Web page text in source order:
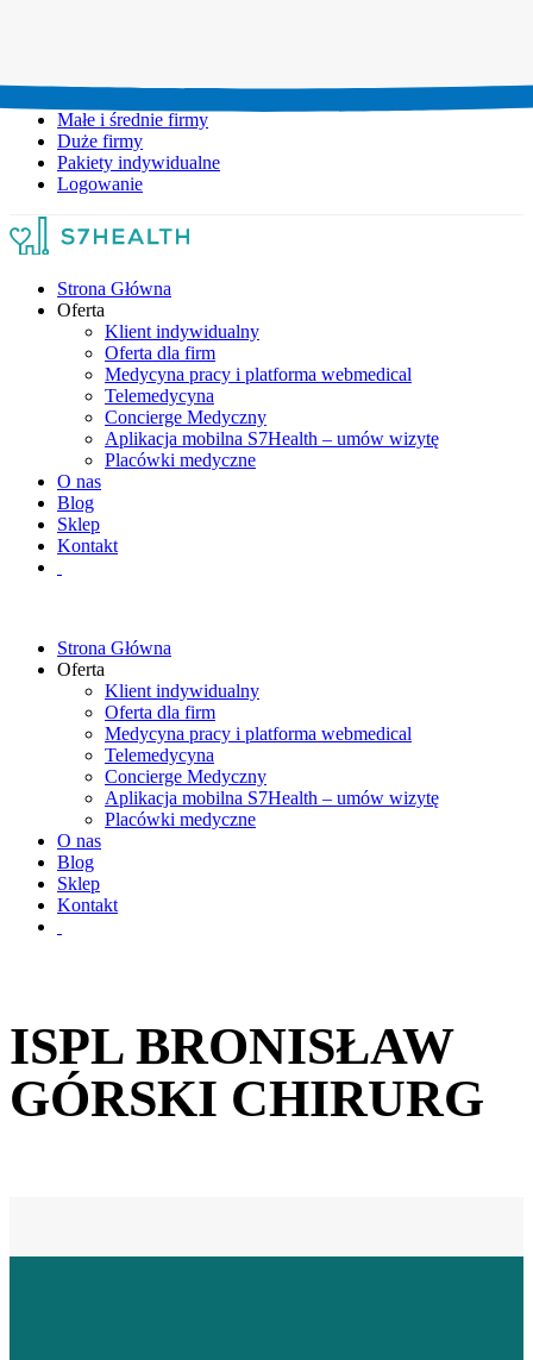
Małe i średnie firmy
Duże firmy
Pakiety indywidualne
Logowanie
Strona Główna
Oferta
Klient indywidualny
Oferta dla firm
Medycyna pracy i platforma webmedical
Telemedycyna
Concierge Medyczny
Aplikacja mobilna S7Health – umów wizytę
Placówki medyczne
O nas
Blog
Sklep
Kontakt
Strona Główna
Oferta
Klient indywidualny
Oferta dla firm
Medycyna pracy i platforma webmedical
Telemedycyna
Concierge Medyczny
Aplikacja mobilna S7Health – umów wizytę
Placówki medyczne
O nas
Blog
Sklep
Kontakt
ISPL BRONISŁAW
GÓRSKI CHIRURG